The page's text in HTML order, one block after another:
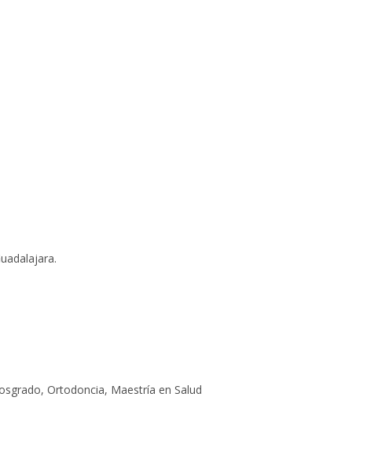
Ortodoncia, Maestría en Salud